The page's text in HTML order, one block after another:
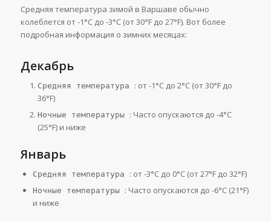
Средняя температура зимой в Варшаве обычно
колеблется от -1°C до -3°C (от 30°F до 27°F). Вот более
подробная информация о зимних месяцах:
Декабрь
Средняя температура : от -1°C до 2°C (от 30°F до
36°F)
Ночные температуры : Часто опускаются до -4°C
(25°F) и ниже
Январь
Средняя температура : от -3°C до 0°C (от 27°F до 32°F)
Ночные температуры : Часто опускаются до -6°C (21°F)
и ниже